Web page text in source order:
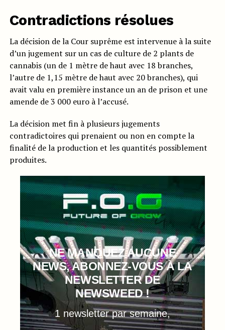
Contradictions résolues
La décision de la Cour suprême est intervenue à la suite
d’un jugement sur un cas de culture de 2 plants de
cannabis (un de 1 mètre de haut avec 18 branches,
l’autre de 1,15 mètre de haut avec 20 branches), qui
avait valu en première instance un an de prison et une
amende de 3 000 euro à l’accusé.
La décision met fin à plusieurs jugements
contradictoires qui prenaient ou non en compte la
finalité de la production et les quantités possiblement
produites.
NE MANQUEZ AUCUNE
NEWS, ABONNEZ-VOUS À LA
NEWSLETTER DE
NEWSWEED !
1 newsletter par semaine,